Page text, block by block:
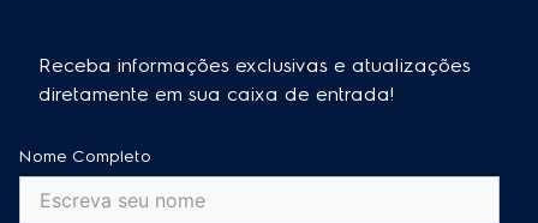
Receba informações exclusivas e atualizações
diretamente em sua caixa de entrada!
Nome Completo